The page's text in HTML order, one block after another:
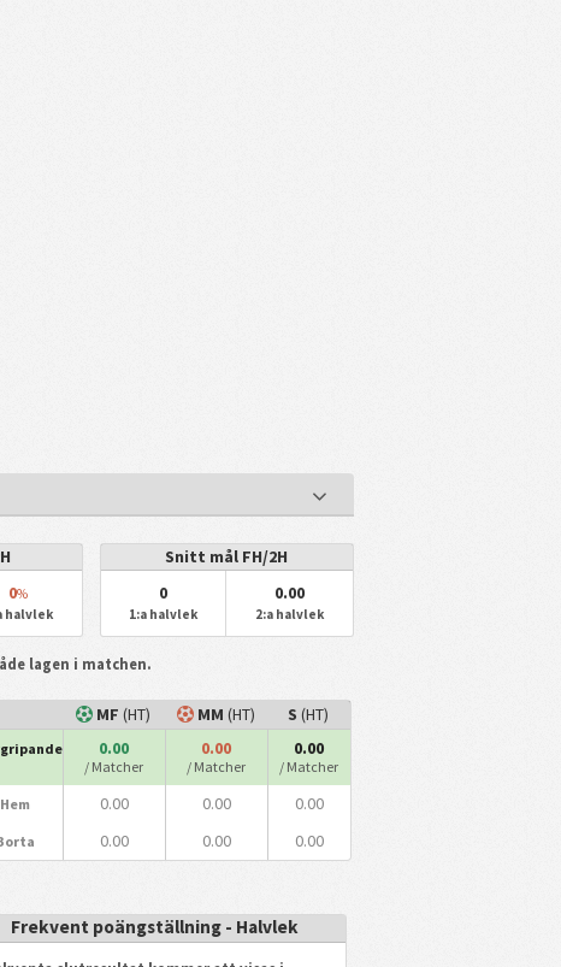
0%
halvlek
Snitt mål FH/2H
0
1:a halvlek
0.00
2:a halvlek
lagen i matchen.
MF (HT) MM (HT) S (HT)
0.00
/ Matcher
0.00
/ Matcher
0.00
/ Matcher
Hem 0.00 0.00 0.00
0.00 0.00 0.00
Frekvent poängställning - Halvlek